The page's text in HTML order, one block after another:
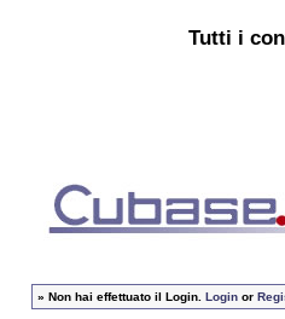
Tutti i
» Non hai effettuato il Login. Loginor